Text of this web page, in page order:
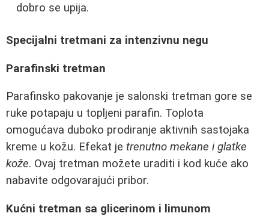
dobro se upija.
Specijalni tretmani za intenzivnu negu
Parafinski tretman
Parafinsko pakovanje je salonski tretman gore se
ruke potapaju u topljeni parafin. Toplota
omogućava duboko prodiranje aktivnih sastojaka
kreme u kožu. Efekat je trenutno mekane i glatke
kože. Ovaj tretman možete uraditi i kod kuće ako
nabavite odgovarajući pribor.
Kućni tretman sa glicerinom i limunom